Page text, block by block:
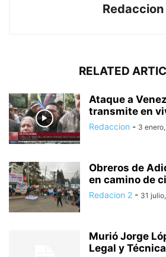
Redaccion
RELATED
Ataque a
transmite en
Redaccion - 3
Obreros de
en camino de
Redacion 2 - 31
Murió Jorge
Legal y